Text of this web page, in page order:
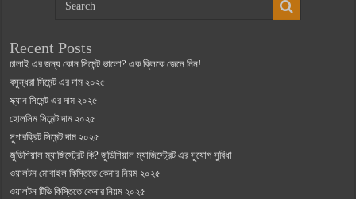
Recent Posts
ঢালাই এর জন্য কোন সিমেন্ট ভালো? এক ক্লিকে জেনে নিন!
বসুন্ধরা সিমেন্ট এর দাম ২০২৫
স্ক্যান সিমেন্ট এর দাম ২০২৫
হোলসিম সিমেন্ট দাম ২০২৫
সুপারক্রিট সিমেন্ট দাম ২০২৫
জুডিশিয়াল ম্যাজিস্ট্রেট কি? জুডিশিয়াল ম্যাজিস্ট্রেট এর সুযোগ সুবিধা
ওয়ালটন মোবাইল কিস্তিতে কেনার নিয়ম ২০২৫
ওয়ালটন টিভি কিস্তিতে কেনার নিয়ম ২০২৫